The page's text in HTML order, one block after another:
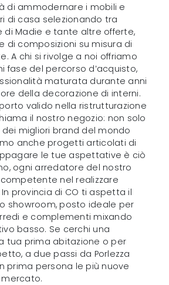
di ammodernare i mobili e
di casa selezionando tra
di Madie e tante altre offerte,
di composizioni su misura di
A chi si rivolge a noi offriamo
fase del percorso d’acquisto,
maturata durante anni
della decorazione di interni.
valido nella ristrutturazione
il nostro negozio: non solo
migliori brand del mondo
anche progetti articolati di
le tue aspettative è ciò
ogni arredatore del nostro
nel realizzare
provincia di CO ti aspetta il
showroom, posto ideale per
e complementi mixando
basso. Se cerchi una
tua prima abitazione o per
a due passi da Porlezza
prima persona le più nuove